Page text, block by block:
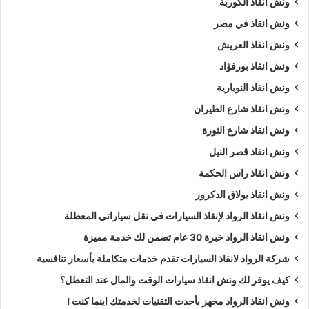
ويمكنك ايضا طلب
ونش انقاذ
, لا داعي للقلق والبحث الكثير ,
اسرع ونش انقاذ سيارات في الاسماعيلية
سيارات في الاسماعيلية
متعددة مثل (ونش انقاذ سيارات
انقاذ موتوسيكل
,ونش انقاذ سيارات نقل
ونش نقل كرفانات
طلبونش انقاذ سياراتالتزود بالوقود.
طلبونش انقاذ سياراتلنفخ أطارات السيارة.
طلبونش انقاذ سيارات لـ فتح أبواب السيارة.
طلب
ونش انقاذ سيارات
لأخد وصلة بطارية.
ونش انقاذ سيارات لنقلك لاقرب مركز صيانة.
ونش انقاذ في مصر
ونش انقاذ العريش
ونش انقاذ بورفؤاد
ونش انقاذ النوبارية
ونش انقاذ شارع الطيران
ونش انقاذ شارع الثورة
ونش انقاذ قصر النيل
ونش انقاذ راس الحكمة
ونش انقاذ بولاق الدكرور
ونش انقاذ الرواد لإنقاذ السيارات في نقل سياراتي المعطلة
ونش انقاذ الرواد خبرة 30 عام تضمن لك خدمة مميزة
شركة الرواد لانقاذ السيارات تقدم خدمات متكاملة بأسعار تنافسية
كيف يوفر لك ونش انقاذ سيارات الوقت والمال عند التعطل؟
ونش انقاذ الرواد مجهز بأحدث التقنيات لخدمتك اينما كنت !